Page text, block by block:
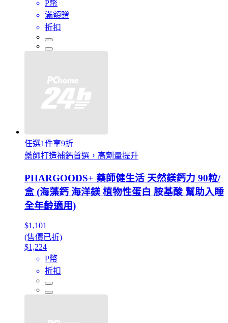
P幣
滿額贈
折扣
任選1件享9折
藥師打造補鈣首選，高劑量提升
PHARGOODS+ 藥師健生活 天然鎂鈣力 90粒/
盒 (海藻鈣 海洋鎂 植物性蛋白 胺基酸 幫助入睡
全年齡適用)
$1,101
(售價已折)
$1,224
P幣
折扣